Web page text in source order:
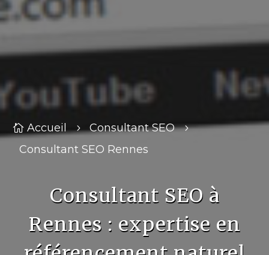
 Accueil 5 Consultant SEO 5
Consultant SEO Rennes
Consultant SEO à
Rennes : expertise en